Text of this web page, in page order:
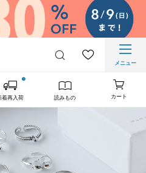
メニュー
着再入荷 読みもの カート